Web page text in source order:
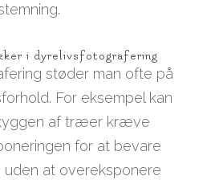
i dyrelivsfotografering
støder man ofte på
For eksempel kan
af træer kræve
for at bevare
uden at overeksponere